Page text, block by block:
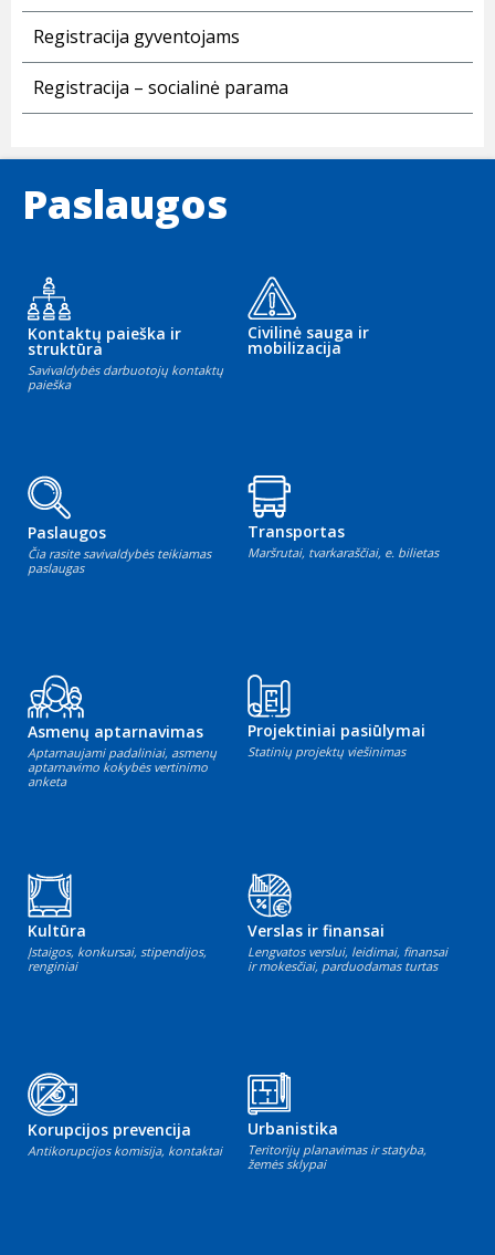
Registracija gyventojams
Registracija – socialinė parama
Paslaugos
Kontaktų paieška ir
struktūra
Savivaldybės darbuotojų kontaktų
paieška
Civilinė sauga ir
mobilizacija
Paslaugos
Čia rasite savivaldybės teikiamas
paslaugas
Transportas
Maršrutai, tvarkaraščiai, e. bilietas
Asmenų aptarnavimas
Aptarnaujami padaliniai, asmenų
aptarnavimo kokybės vertinimo
anketa
Projektiniai pasiūlymai
Statinių projektų viešinimas
Kultūra
Įstaigos, konkursai, stipendijos,
renginiai
Verslas ir finansai
Lengvatos verslui, leidimai, finansai
ir mokesčiai, parduodamas turtas
Korupcijos prevencija
Antikorupcijos komisija, kontaktai
Urbanistika
Teritorijų planavimas ir statyba,
žemės sklypai